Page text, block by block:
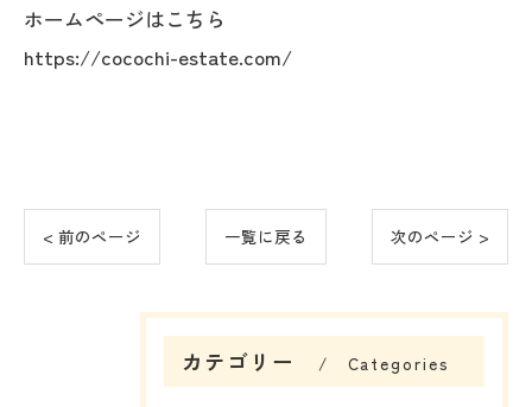
ホームページはこちら
https://cocochi-estate.com/
< 前のページ 一覧に戻る 次のページ >
カテゴリー Categories